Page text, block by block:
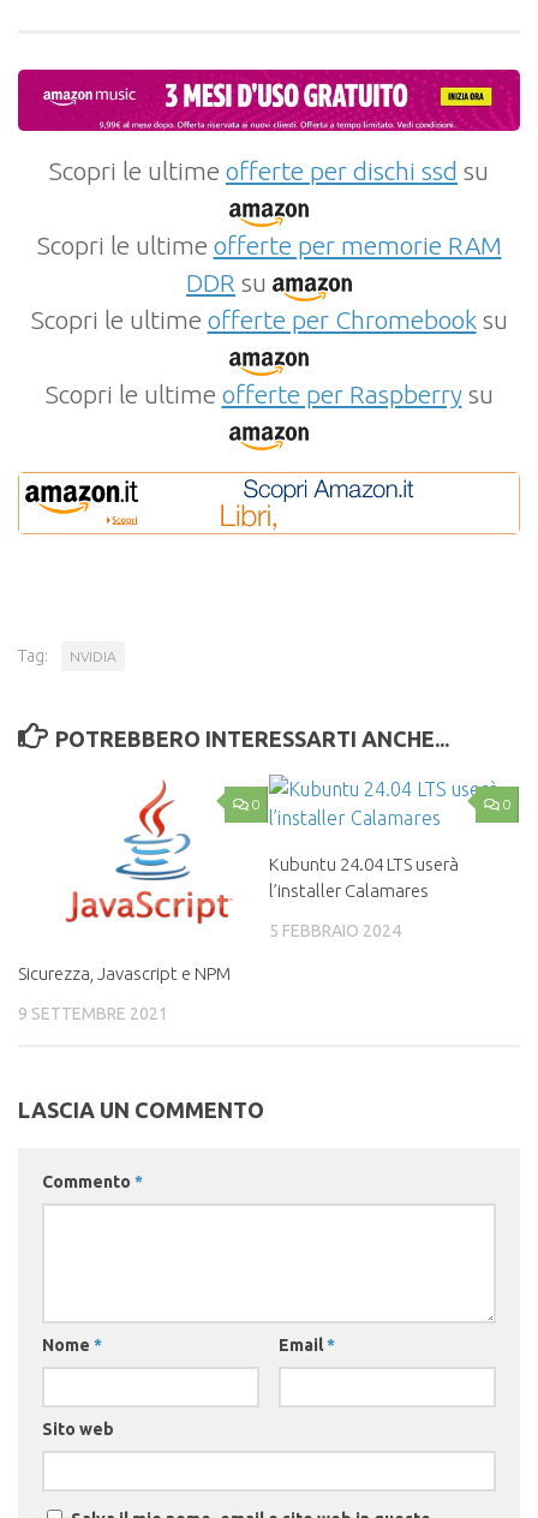
Scopri le ultime offerte per dischi ssd su
Scopri le ultime offerte per memorie RAM
DDR su
Scopri le ultime offerte per Chromebooksu
Scopri le ultime offerte per Raspberrysu
Tag: NVIDIA
POTREBBERO INTERESSARTI ANCHE...
0
Sicurezza, Javascript e NPM
9 SETTEMBRE 2021
0
Kubuntu 24.04 LTS userà
l’installer Calamares
5 FEBBRAIO 2024
LASCIA UN COMMENTO
Commento *
Nome * Email*
Sito web